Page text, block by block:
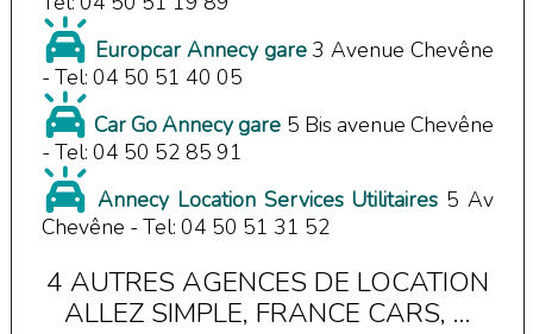
Europcar Annecy gare 3 Avenue Chevêne
- Tel: 04 50 51 40 05
Car Go Annecy gare 5 Bis avenue Chevêne
- Tel: 04 50 52 85 91
Annecy Location Services Utilitaires 5 Av
Chevêne - Tel: 04 50 51 31 52
4 AUTRES AGENCES DE LOCATION
ALLEZ SIMPLE, FRANCE CARS, ...